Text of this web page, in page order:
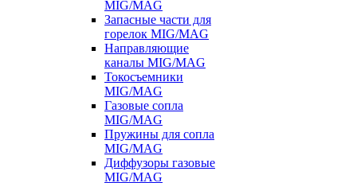
MIG/MAG
Запасные части для
горелок MIG/MAG
Направляющие
каналы MIG/MAG
Токосъемники
MIG/MAG
Газовые сопла
MIG/MAG
Пружины для сопла
MIG/MAG
Диффузоры газовые
MIG/MAG